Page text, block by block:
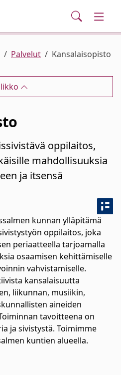
Haku
ja nuoret
Palvelut Kansalaisopisto
oppilaitos,
mahdollisuuksia
ja itsensä
kunnan ylläpitämä
oppilaitos, joka
periaatteella tarjoamalla
osaamisen kehittämiselle
vahvistamiselle.
kansalaisuutta
liikunnan, musiikin,
aineiden
tavoitteena on
ja sivistystä. Toimimme
kuntien alueella.